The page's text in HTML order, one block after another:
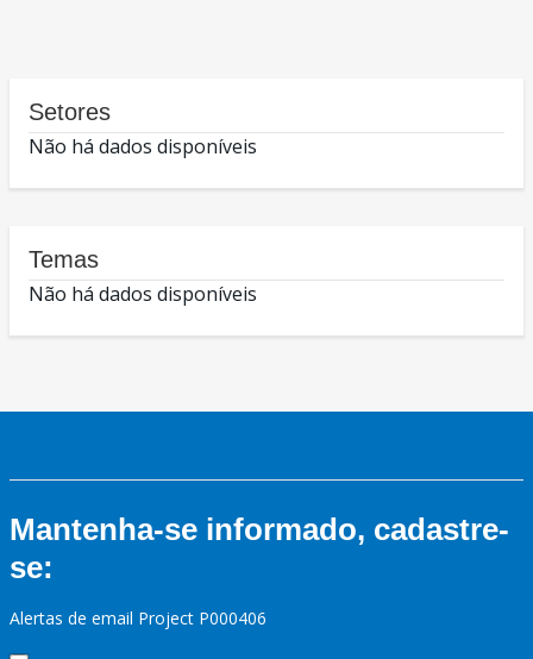
Setores
Não há dados disponíveis
Temas
Não há dados disponíveis
Mantenha-se informado, cadastre-
se:
Alertas de email Project P000406